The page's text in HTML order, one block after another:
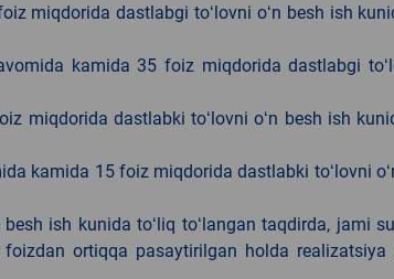
miqdorida dastlabgi toʻlovni oʻn besh ish
kamida 35 foiz miqdorida dastlabgi
miqdorida dastlabki toʻlovni oʻn besh ish
kamida 15 foiz miqdorida dastlabki toʻlovni
ish kunida toʻliq toʻlangan taqdirda, jami
ortiqqa pasaytirilgan holda